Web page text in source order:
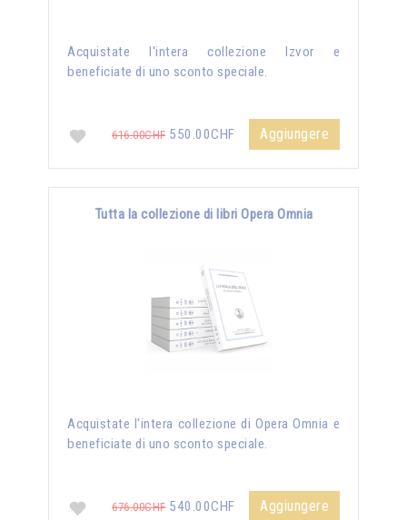
Acquistate l'intera collezione Izvor e
beneficiate di uno sconto speciale.
616.00CHF550.00CHF Aggiungere
Tutta la collezione di libri Opera Omnia
Acquistate l'intera collezione di Opera Omnia e
beneficiate di uno sconto speciale.
676.00CHF540.00CHF Aggiungere